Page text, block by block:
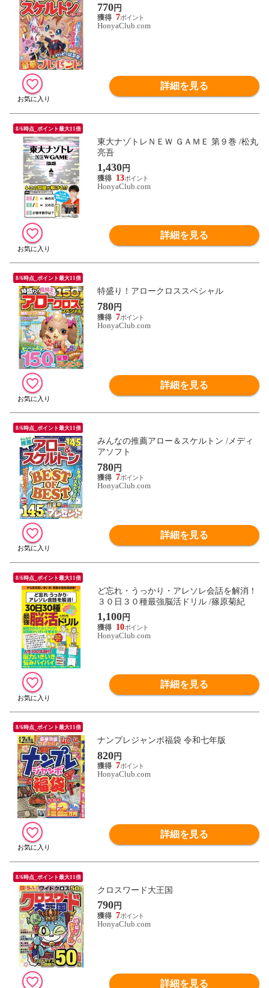
770円
7
HonyaClub.com
詳細を見る
8/6時点_ポイント最大11倍
東大ナゾトレＮＥＷ ＧＡＭＥ 第９巻 /松丸
亮吾
1,430円
13
HonyaClub.com
詳細を見る
8/6時点_ポイント最大11倍
特盛り！アロークロススペシャル
780円
7
HonyaClub.com
詳細を見る
8/6時点_ポイント最大11倍
みんなの推薦アロー＆スケルトン /メディ
アソフト
780円
7
HonyaClub.com
詳細を見る
8/6時点_ポイント最大11倍
ど忘れ・うっかり・アレソレ会話を解消！
３０日３０種最強脳活ドリル /篠原菊紀
1,100円
10
HonyaClub.com
詳細を見る
8/6時点_ポイント最大11倍
ナンプレジャンボ福袋 令和七年版
820円
7
HonyaClub.com
詳細を見る
8/6時点_ポイント最大11倍
クロスワード大王国
790円
7
HonyaClub.com
詳細を見る